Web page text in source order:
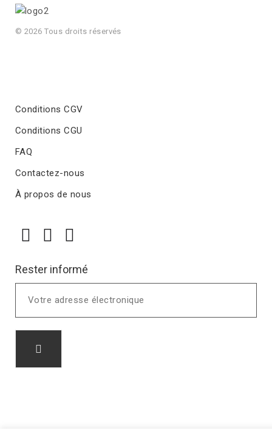
© 2026 Tous droits réservés
Conditions CGV
Conditions CGU
FAQ
Contactez-nous
À propos de nous
Rester informé